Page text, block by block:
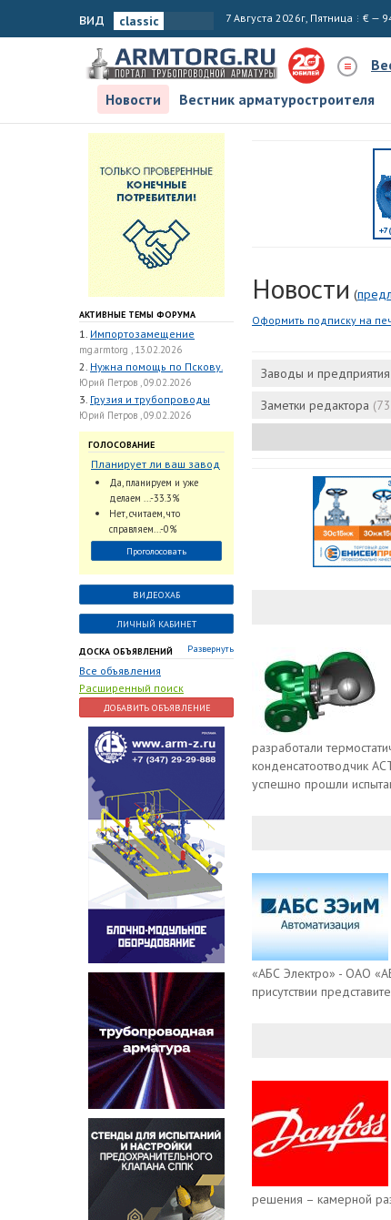
вид 7 Августа 2026г, Пятница € —
Новости
Вестник арматуростроителя
АКТИВНЫЕ ТЕМЫ ФОРУМА
1. Импортозамещение
mg.armtorg , 13.02.2026
2. Нужна помощь по Пскову.
Юрий Петров , 09.02.2026
3. Грузия и трубопроводы
Юрий Петров , 09.02.2026
ГОЛОСОВАНИЕ
Планирует ли ваш завод
использовать
промышленный
интеллект и цифровые
заказы для ускорения
обработки заказов и
оперативной отгрузки
продукции конечному
потребителю?
Да, планируем и уже
делаем ...-33.3%
Нет, считаем, что
справляем...-0%
Проголосовать
ВИДЕОХАБ
ЛИЧНЫЙ КАБИНЕТ
ДОСКА ОБЪЯВЛЕНИЙ Развернуть
Все объявления
Расширенный поиск
ДОБАВИТЬ ОБЪЯВЛЕНИЕ
Новости (
Оформить подписку на
Заводы и предприятия
Заметки редактора
разработали
конденсатоотводчик
успешно прошли
«АБС Электро» - ОАО
присутствии
решения – камерной